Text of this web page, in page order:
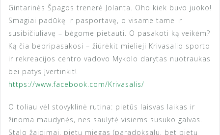
Gintarinės Špagos trenerė Jolanta. Oho kiek buvo juoko!
Smagiai padūkę ir pasportavę, o visame tame ir
susibičiuliavę – bėgome pietauti. O pasakoti ką veikėm?
Ką čia bepripasakosi – žiūrėkit mielieji Krivasalio sporto
ir rekreacijos centro vadovo Mykolo darytas nuotraukas
bei patys įvertinkit!
https://www.facebook.com/Krivasalis/
O toliau vėl stovyklinė rutina: pietūs laisvas laikas ir
žinoma maudynės, nes saulytė visiems susuko galvas.
Stalo žaidimai, pietų miegas (paradoksalu, bet pietų